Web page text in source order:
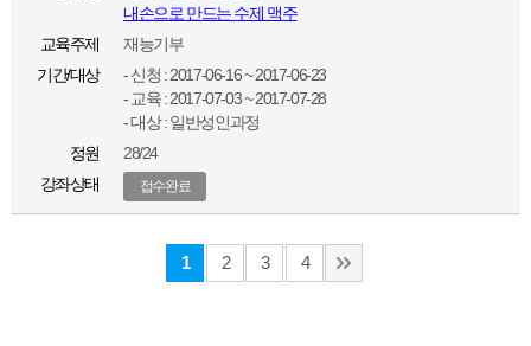
내손으로 만드는 수제 맥주
교육주제
재능기부
기간/대상
- 신청 : 2017-06-16 ~ 2017-06-23
- 교육 : 2017-07-03 ~ 2017-07-28
- 대상 : 일반성인과정
정원
28/24
강좌상태
접수완료
1 2 3 4